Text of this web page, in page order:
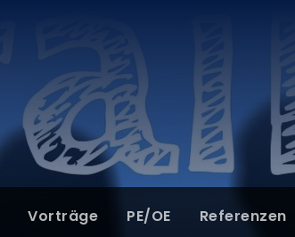
Vorträge PE/OE Referenzen